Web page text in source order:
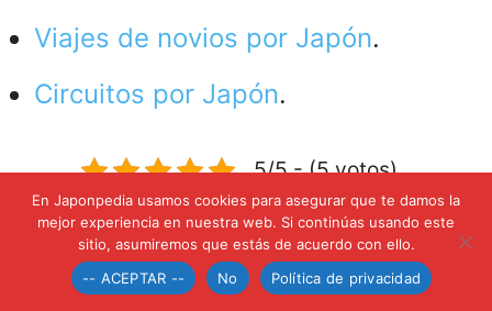
Viajes de novios por Japón.
Circuitos por Japón.
5/5 - (5 votos)
Índice [Mostrar]
En Japonpedia usamos cookies para asegurar que te damos la
mejor experiencia en nuestra web. Si continúas usando este
sitio, asumiremos que estás de acuerdo con ello.
-- ACEPTAR --
No Política de privacidad